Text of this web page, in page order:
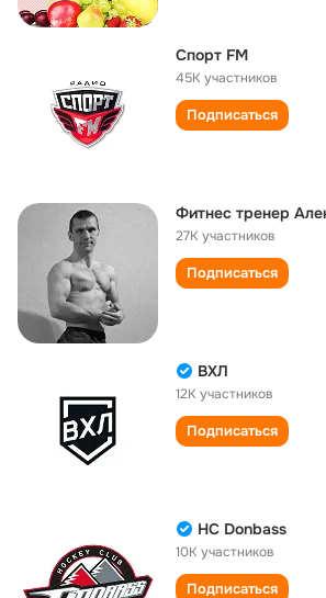
Спорт FM
45K участников
Подписаться
Фитнес тренер
27K участников
Подписаться
ВХЛ
12K участников
Подписаться
HC Donbass
10K участников
Подписаться